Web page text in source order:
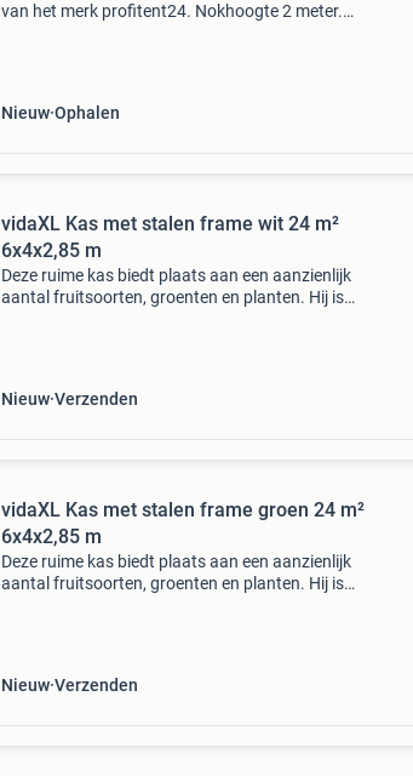
van het merk profitent24. Nokhoogte 2 meter.
Nieuw Ophalen
vidaXL Kas met stalen frame wit 24 m²
6x4x2,85 m
Deze ruime kas biedt plaats aan een aanzienlijk
aantal fruitsoorten, groenten en planten. Hij is
Nieuw Verzenden
vidaXL Kas met stalen frame groen 24 m²
6x4x2,85 m
Deze ruime kas biedt plaats aan een aanzienlijk
aantal fruitsoorten, groenten en planten. Hij is
Nieuw Verzenden